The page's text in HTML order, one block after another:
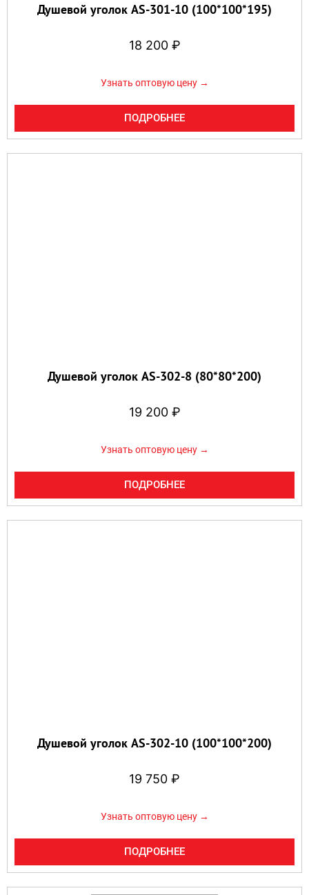
Душевой уголок AS-301-10 (100*100*195)
18 200 ₽
Узнать оптовую цену →
ПОДРОБНЕЕ
Душевой уголок AS-302-8 (80*80*200)
19 200 ₽
Узнать оптовую цену →
ПОДРОБНЕЕ
Душевой уголок AS-302-10 (100*100*200)
19 750 ₽
Узнать оптовую цену →
ПОДРОБНЕЕ